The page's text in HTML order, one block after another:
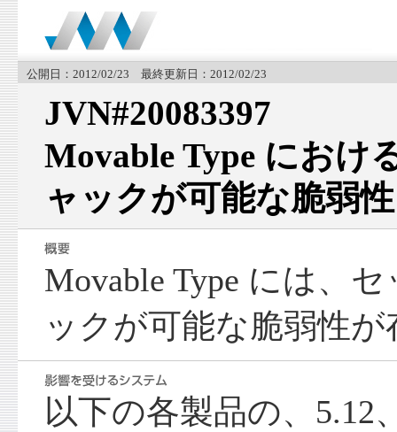
公開日：2012/02/23 最終更新日：2012/02/23
JVN#20083397
Movable Type におけ
ャックが可能な脆弱性
Movable Type には、
ックが可能な脆弱性
以下の各製品の、5.12